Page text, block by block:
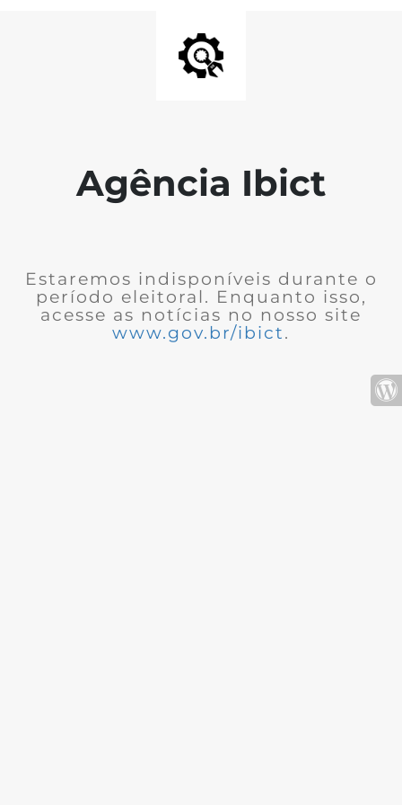
Agência Ibict
Estaremos indisponíveis durante o
período eleitoral. Enquanto isso,
acesse as notícias no nosso site
www.gov.br/ibict.